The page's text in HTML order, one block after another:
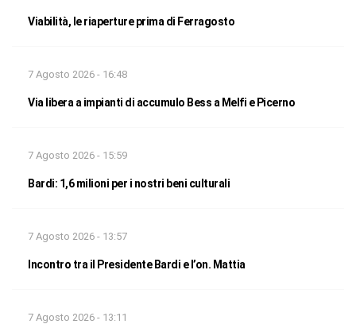
Viabilità, le riaperture prima di Ferragosto
7 Agosto 2026 - 16:48
Via libera a impianti di accumulo Bess a Melfi e Picerno
7 Agosto 2026 - 15:59
Bardi: 1,6 milioni per i nostri beni culturali
7 Agosto 2026 - 13:57
Incontro tra il Presidente Bardi e l’on. Mattia
7 Agosto 2026 - 13:11